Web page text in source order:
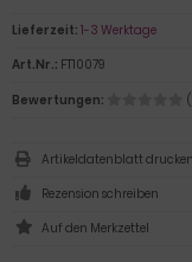
Lieferzeit: 1-3 Werktage
Art.Nr.: FT10079
Bewertungen:
Artikeldatenblatt drucken
Rezension schreiben